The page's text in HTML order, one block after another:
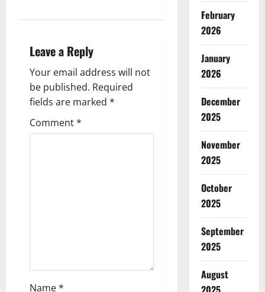
i
g
a
t
Leave a Reply
Your email address will not
be published. Required
fields are marked *
Comment*
Name*
February
2026
January
2026
December
2025
November
2025
October
2025
September
2025
August